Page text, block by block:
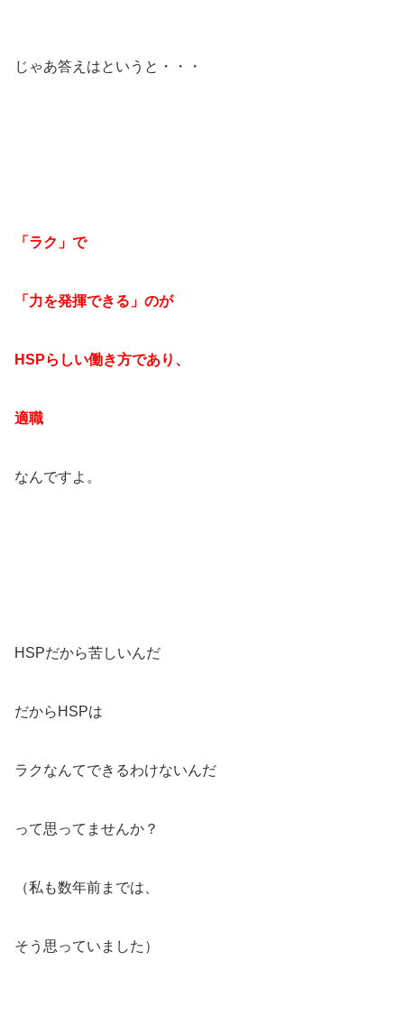
じゃあ答えはというと・・・
「ラク」で
「力を発揮できる」のが
HSPらしい働き方であり、
適職
なんですよ。
HSPだから苦しいんだ
だからHSPは
ラクなんてできるわけないんだ
って思ってませんか？
（私も数年前までは、
そう思っていました）